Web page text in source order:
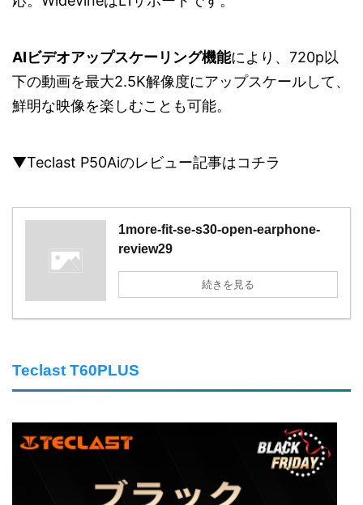
AIビデオアップスケーリング機能により、720p以
下の動画を最大2.5K解像度にアップスケールして、
鮮明な映像を楽しむことも可能。
▼Teclast P50Aiのレビュー記事はコチラ
1more-fit-se-s30-open-earphone-
review29
続きを見る
Teclast T60PLUS